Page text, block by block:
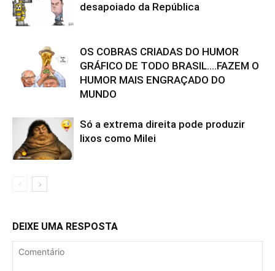
desapoiado da República
OS COBRAS CRIADAS DO HUMOR
GRÁFICO DE TODO BRASIL….FAZEM O
HUMOR MAIS ENGRAÇADO DO
MUNDO
Só a extrema direita pode produzir
lixos como Milei
DEIXE UMA RESPOSTA